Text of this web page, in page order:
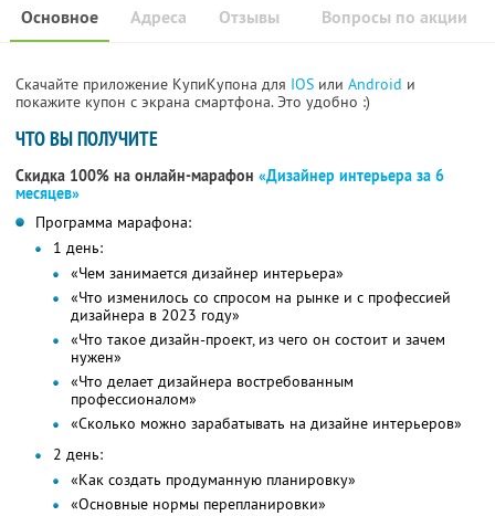
Основное Отзывы Вопросы по акции
Адреса
Скачайте приложение КупиКупона для IOS или Android и
покажите купон с экрана смартфона. Это удобно :)
ЧТО ВЫ ПОЛУЧИТЕ
Скидка 100% на онлайн-марафон «Дизайнер интерьера за 6
месяцев»
Программа марафона:
1 день:
«Чем занимается дизайнер интерьера»
«Что изменилось со спросом на рынке и с профессией
дизайнера в 2023 году»
«Что такое дизайн-проект, из чего он состоит и зачем
нужен»
«Что делает дизайнера востребованным
профессионалом»
«Сколько можно зарабатывать на дизайне интерьеров»
2 день:
«Как создать продуманную планировку»
«Основные нормы перепланировки»